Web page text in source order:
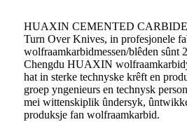
HUAXIN CEMENTED CARBIDE
Turn Over Knives, in profesjonele
wolfraamkarbidmessen/blêden sûnt
Chengdu HUAXIN
hat in sterke technyske krêft en
groep yngenieurs en technysk
mei wittenskiplik ûndersyk,
produksje fan wolfraamkarbid.